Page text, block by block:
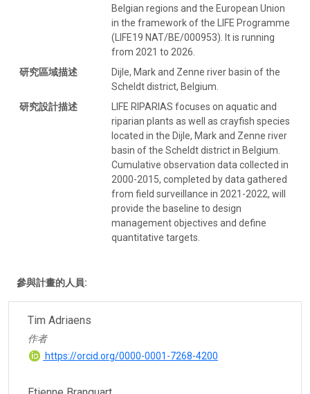
Belgian regions and the European Union
in the framework of the LIFE Programme
(LIFE19 NAT/BE/000953). It is running
from 2021 to 2026.
研究區域描述
Dijle, Mark and Zenne river basin of the
Scheldt district, Belgium.
研究設計描述
LIFE RIPARIAS focuses on aquatic and
riparian plants as well as crayfish species
located in the Dijle, Mark and Zenne river
basin of the Scheldt district in Belgium.
Cumulative observation data collected in
2000-2015, completed by data gathered
from field surveillance in 2021-2022, will
provide the baseline to design
management objectives and define
quantitative targets.
參與計畫的人員:
Tim Adriaens
作者
https://orcid.org/0000-0001-7268-4200